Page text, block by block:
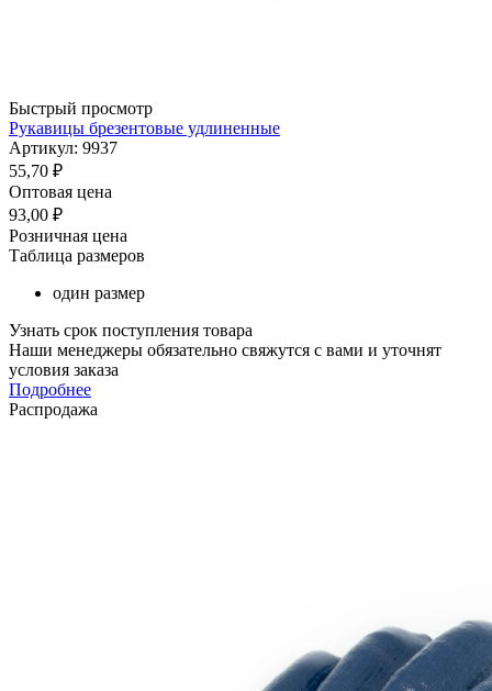
Быстрый просмотр
Рукавицы брезентовые удлиненные
Артикул: 9937
55,70 ₽
Оптовая цена
93,00 ₽
Розничная цена
Таблица размеров
один размер
Узнать срок поступления товара
Наши менеджеры обязательно свяжутся с вами и уточнят
условия заказа
Подробнее
Распродажа